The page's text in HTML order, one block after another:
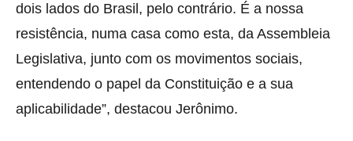
dois lados do Brasil, pelo contrário. É a nossa
resistência, numa casa como esta, da Assembleia
Legislativa, junto com os movimentos sociais,
entendendo o papel da Constituição e a sua
aplicabilidade”, destacou Jerônimo.